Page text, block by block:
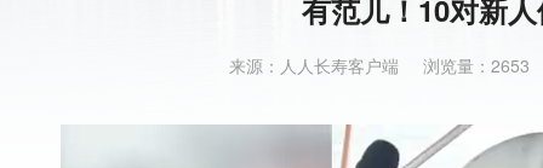
有范儿！10对新
来源：人人长寿客户端 浏览量：2653